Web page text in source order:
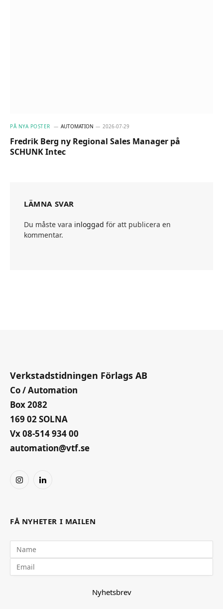
PÅ NYA POSTER AUTOMATION 2026-07-29
Fredrik Berg ny Regional Sales Manager på
SCHUNK Intec
LÄMNA SVAR
Du måste vara inloggad för att publicera en
kommentar.
Verkstadstidningen Förlags AB
Co / Automation
Box 2082
169 02 SOLNA
Vx 08-514 934 00
automation@vtf.se
InstagramLinkedIn
FÅ NYHETER I MAILEN
Nyhetsbrev